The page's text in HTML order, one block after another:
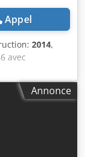
Appel
2014,
avec
de service : 7
Heures
Annonce